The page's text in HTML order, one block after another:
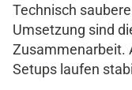
Technisch
Umsetzung sind
Zusammenarbeit.
Setups laufen